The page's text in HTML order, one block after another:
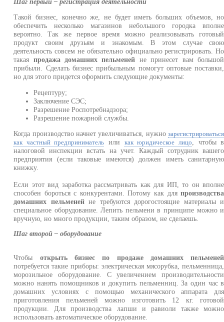
Шаг первый – регистрация деятельности
Такой бизнес, конечно же, не будет иметь больших объемов, но
обеспечить несколько магазинов небольшого городка вполне
вероятно. Так же первое время можно реализовывать готовый
продукт своим друзьям и знакомым. В этом случае свою
деятельность совсем не обязательно официально регистрировать. Но
такая продажа домашних пельменей не принесет вам большой
прибыли. Сделать бизнес прибыльным помогут оптовые поставки,
но для этого придется оформить следующие документы:
Рецептуру;
Заключение СЭС;
Разрешение Роспотребнадзора;
Разрешение пожарной службы.
Когда производство начнет увеличиваться, нужнозарегистрироваться
как частный предприниматель или как юридическое лицо , чтобы в
налоговой инспекции встать на учет. Каждый сотрудник вашего
предприятия (если таковые имеются) должен иметь санитарную
книжку.
Если этот вид заработка рассматривать как для ИП, то он вполне
способен бороться с конкурентами. Потому как дляпроизводства
домашних пельменейне требуются дорогостоящие материалы и
специальное оборудование. Лепить пельмени в принципе можно и
вручную, но много продукции, таким образом, не сделаешь.
Шаг второй – оборудование
Чтобы открыть бизнес по продаже домашних пельменей
потребуется такие приборы: электрическая мясорубка, пельменница,
морозильное оборудование. С увеличением производительности
можно нанять помощников и докупить пельменниц. За один час в
домашних условиях с помощью механического аппарата для
приготовления пельменей можно изготовить 12 кг. готовой
продукции. Для производства лапши и равиоли также можно
использовать автоматическое оборудование.